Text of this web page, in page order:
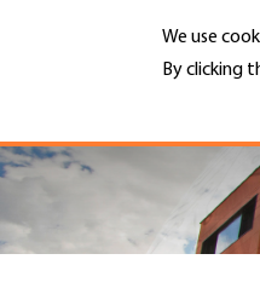
We use
By clicking
PORTRAIT
DIENSTLEISTUNGEN
MENU